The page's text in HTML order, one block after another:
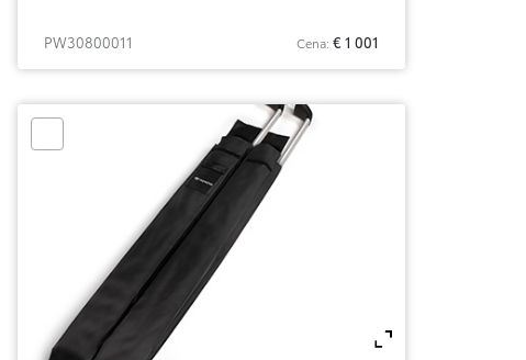
PW30800011 Cena: € 1 001
Zoom